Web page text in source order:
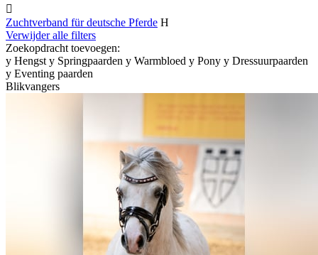

Zuchtverband für deutsche Pferde H
Verwijder alle filters
Zoekopdracht toevoegen:
y Hengst y Springpaarden y Warmbloed y Pony y Dressuurpaarden
y Eventing paarden
Blikvangers